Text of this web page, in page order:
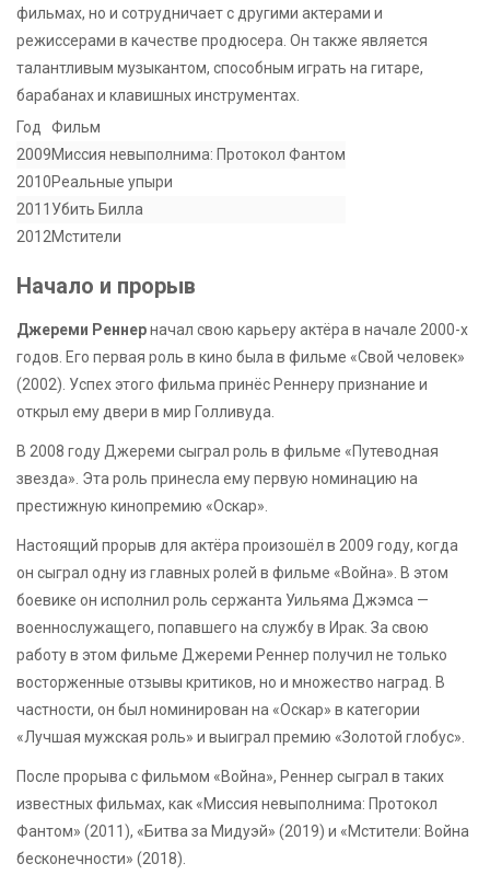
фильмах, но и сотрудничает с другими актерами и
режиссерами в качестве продюсера. Он также является
талантливым музыкантом, способным играть на гитаре,
барабанах и клавишных инструментах.
Год
Фильм
2009Миссия невыполнима: Протокол Фантом
2010Реальные упыри
2011 Убить Билла
2012Мстители
Начало и прорыв
Джереми Реннерначал свою карьеру актёра в начале 2000-х
годов. Его первая роль в кино была в фильме «Свой человек»
(2002). Успех этого фильма принёс Реннеру признание и
открыл ему двери в мир Голливуда.
В 2008 году Джереми сыграл роль в фильме «Путеводная
звезда». Эта роль принесла ему первую номинацию на
престижную кинопремию «Оскар».
Настоящий прорыв для актёра произошёл в 2009 году, когда
он сыграл одну из главных ролей в фильме «Война». В этом
боевике он исполнил роль сержанта Уильяма Джэмса —
военнослужащего, попавшего на службу в Ирак. За свою
работу в этом фильме Джереми Реннер получил не только
восторженные отзывы критиков, но и множество наград. В
частности, он был номинирован на «Оскар» в категории
«Лучшая мужская роль» и выиграл премию «Золотой глобус».
После прорыва с фильмом «Война», Реннер сыграл в таких
известных фильмах, как «Миссия невыполнима: Протокол
Фантом» (2011), «Битва за Мидуэй» (2019) и «Мстители: Война
бесконечности» (2018).